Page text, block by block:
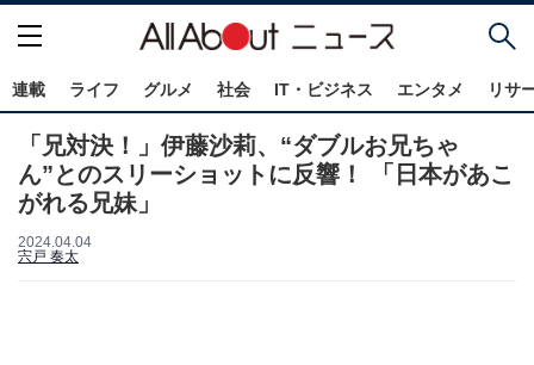
連載 ライフ グルメ 社会 IT・ビジネス エンタメ リサ
「兄対決！」伊藤沙莉、“ダブルお兄ちゃ
ん”とのスリーショットに反響！ 「日本があこ
がれる兄妹」
2024.04.04
宍戸 奏太